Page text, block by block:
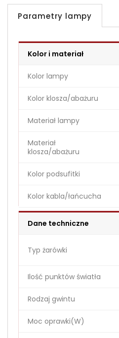
Parametry lampy
Kolor i materiał
Kolor lampy
Kolor klosza/abażuru
Materiał lampy
Materiał
klosza/abażuru
Kolor podsufitki
Kolor kabla/łańcucha
Dane techniczne
Typ żarówki
Ilość punktów światła
Rodzaj gwintu
Moc oprawki(W)